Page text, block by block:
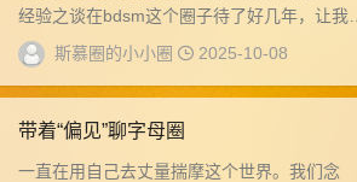
经验之谈在bdsm这个圈子待了好几年，让我明
白了几个道理，但这只是我个人的理解。不要
大家...
斯慕圈的小小圈 2025-10-08
带着“偏见”聊字母圈
一直在用自己去丈量揣摩这个世界。我们念